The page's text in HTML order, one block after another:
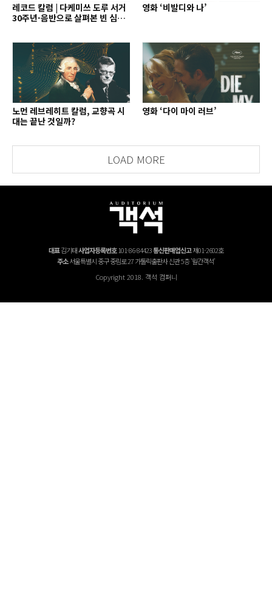
레코드 칼럼 | 다케미쓰 도루 서거
30주년·음반으로 살펴본 빈 심포
영화 ‘비발디와 나’
노먼 레브레히트 칼럼, 교향곡 시
대는 끝난 것일까?
영화 ‘다이 마이 러브’
LOAD MORE
대표김기태사업자등록번호101-86-84423통신판매업신고제01-2602호
주소서울특별시 중구 중림로 27 가톨릭출판사 신관 5층 '월간객석'
Copyright 2018. 객석 컴퍼니